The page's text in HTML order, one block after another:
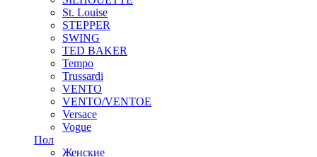
St. Louise
STEPPER
SWING
TED BAKER
Tempo
Trussardi
VENTO
VENTO/VENTOE
Versace
Vogue
Пол
Женские